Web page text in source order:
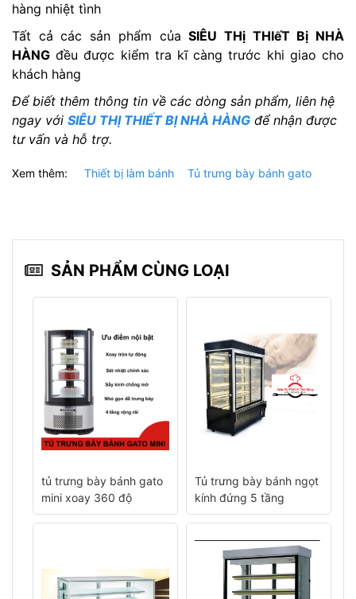
hàng nhiệt tình
Tất cả các sản phẩm củaSIÊU THị THIếT Bị NHÀ
HÀNG đều được kiểm tra kĩ càng trước khi giao cho
khách hàng
Để biết thêm thông tin về các dòng sản phẩm, liên hệ
ngay với SIÊU THỊ THIẾT BỊ NHÀ HÀNG để nhận được
tư vấn và hỗ trợ.
Xem thêm: Thiết bị làm bánh Tủ trưng bày bánh gato
SẢN PHẨM CÙNG LOẠI
Tủ trưng bày bánh ngọt
kính đứng 5 tầng
Tủ trưng bày bánh ngọt
kính cong ba tầng 1m5